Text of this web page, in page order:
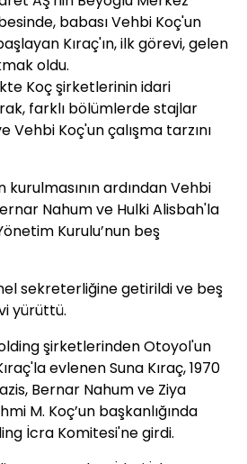
babası Vehbi Koç'un
Kıraç'ın, ilk görevi, gelen
oldu.
Koç şirketlerinin idari
farklı bölümlerde stajlar
Vehbi Koç'un çalışma tarzını
kurulmasının ardından Vehbi
Nahum ve Hulki Alisbah'la
Kurulu’nun beş
sekreterliğine getirildi ve beş
yürüttü.
şirketlerinden Otoyol'un
evlenen Suna Kıraç, 1970
Bernar Nahum ve Ziya
M. Koç’un başkanlığında
İcra Komitesi'ne girdi.